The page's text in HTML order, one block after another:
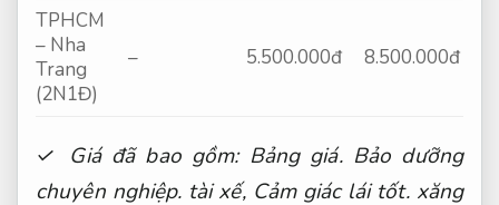
TPHCM
– Nha
Trang
(2N1Đ)
– 5.500.000đ 8.500.000đ
✓ Giá đã bao gồm: Bảng giá. Bảo dưỡng
chuyên nghiệp. tài xế, Cảm giác lái tốt.xăng